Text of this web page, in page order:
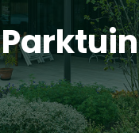
Parktuin